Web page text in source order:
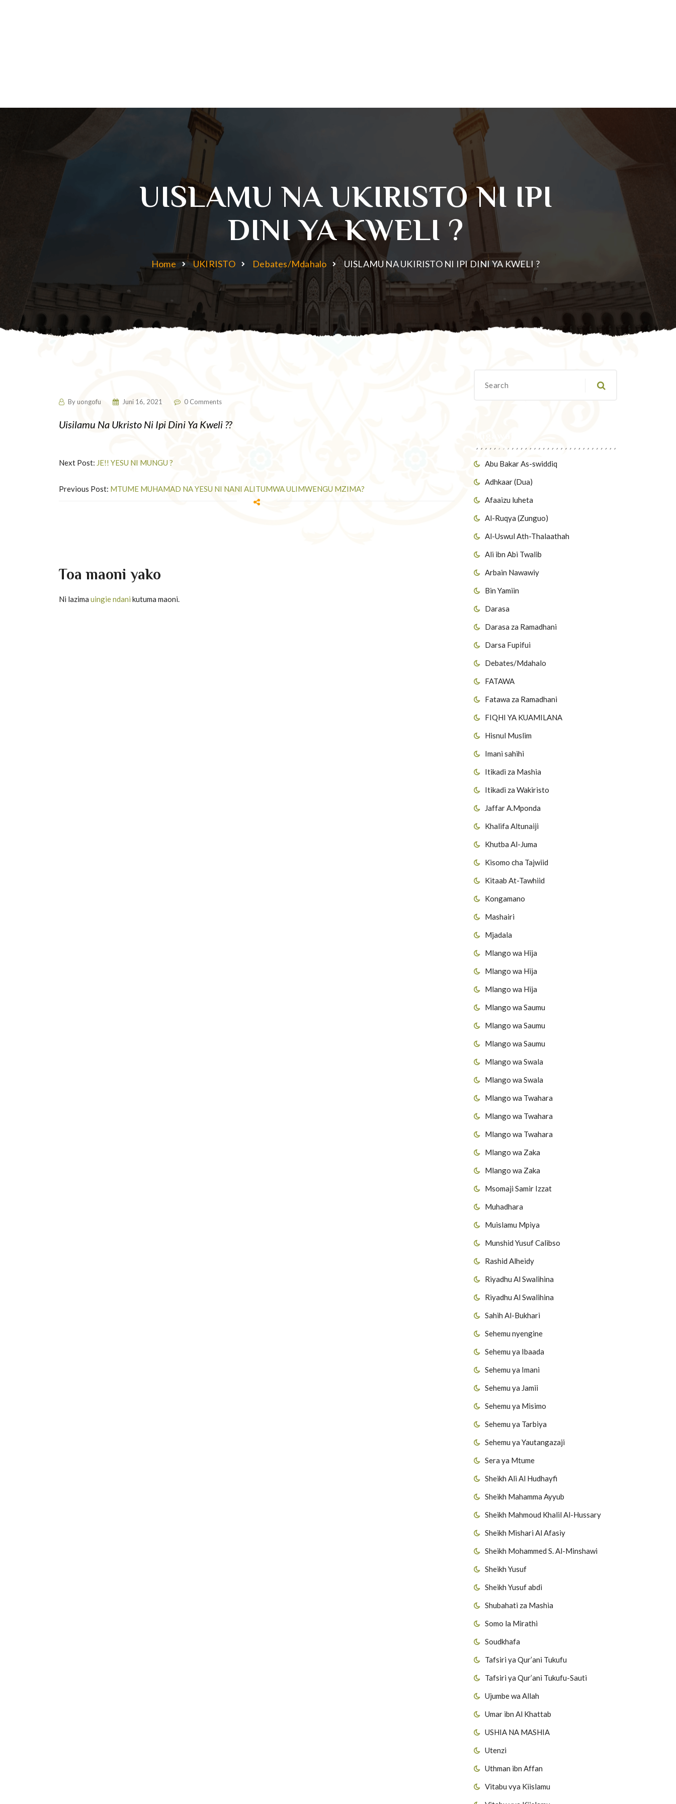
UISLAMU NA UKIRISTO NI IPI
DINI YA KWELI ?
Home UKIRISTO Debates/Mdahalo UISLAMU NA UKIRISTO NI IPI DINI YA KWELI ?
Abu Bakar As-swiddiq
Adhkaar (Dua)
Afaaizu luheta
Al-Ruqya (Zunguo)
Al-Uswul Ath-Thalaathah
Ali ibn Abi Twalib
Arbain Nawawiy
Bin Yamiin
Darasa
Darasa za Ramadhani
Darsa Fupifui
Debates/Mdahalo
FATAWA
Fatawa za Ramadhani
FIQHI YA KUAMILANA
Hisnul Muslim
Imani sahihi
Itikadi za Mashia
Itikadi za Wakiristo
Jaffar A.Mponda
Khalifa Altunaiji
Khutba Al-Juma
Kisomo cha Tajwiid
Kitaab At-Tawhiid
Kongamano
Mashairi
Mjadala
Mlango wa Hija
Mlango wa Hija
Mlango wa Hija
Mlango wa Saumu
Mlango wa Saumu
Mlango wa Saumu
Mlango wa Swala
Mlango wa Swala
Mlango wa Twahara
Mlango wa Twahara
Mlango wa Twahara
Mlango wa Zaka
Mlango wa Zaka
Msomaji Samir Izzat
Muhadhara
Muislamu Mpiya
Munshid Yusuf Calibso
Rashid Alheidy
Riyadhu Al Swalihina
Riyadhu Al Swalihina
Sahih Al-Bukhari
Sehemu nyengine
Sehemu ya Ibaada
Sehemu ya Imani
Sehemu ya Jamii
Sehemu ya Misimo
Sehemu ya Tarbiya
Sehemu ya Yautangazaji
Sera ya Mtume
Sheikh Ali Al Hudhayfi
Sheikh Mahamma Ayyub
Sheikh Mahmoud Khalil Al-Hussary
Sheikh Mishari Al Afasiy
Sheikh Mohammed S. Al-Minshawi
Sheikh Yusuf
Sheikh Yusuf abdi
Shubahati za Mashia
Somo la Mirathi
Soudkhafa
Tafsiri ya Qur’ani Tukufu
Tafsiri ya Qur’ani Tukufu-Sauti
Ujumbe wa Allah
Umar ibn Al Khattab
USHIA NA MASHIA
Utenzi
Uthman ibn Affan
Vitabu vya Kiislamu
Byuongofu Juni 16, 2021 0 Comments
Uisilamu Na Ukristo Ni Ipi Dini Ya Kweli ??
Next Post: JE!! YESU NI MUNGU ?
Previous Post: MTUME MUHAMAD NA YESU NI NANI ALITUMWA ULIMWENGU MZIMA?
Toa maoni yako
Ni lazima uingie ndani kutuma maoni.